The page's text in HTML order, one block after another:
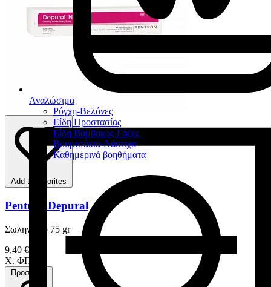
Αναλώσιμα
Ρύγχη-Βελόνες
Είδη Προστασίας
Είδη Βάμβακος-Γάζες
Βουρτσάκια-Λάστιχα
Καθημερινά βοηθήματα
Add to favorites
Pentron Depural
Σωληνάριο 75 gr
9,40 €
Χ. ΦΠΑ
Προσθήκη